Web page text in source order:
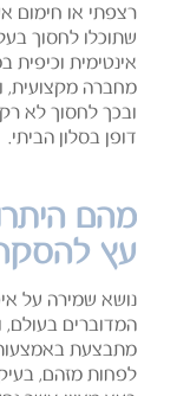
רצפתי או חימום
שתוכלו לחסוך
אינטימית
מחברה מקצועית,
ובכך לחסוך לא
דופן בסלון הביתי.
מהם
עץ
נושא שמירה על
המדוברים
מתבצעת
לפחות מזהם,